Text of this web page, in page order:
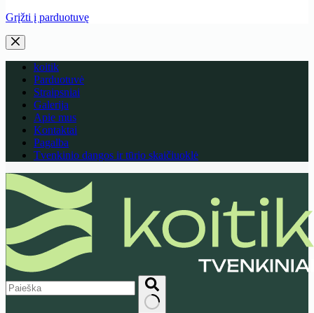
Grįžti į parduotuvę
koitik
Parduotuvė
Straipsniai
Galerija
Apie mus
Kontaktai
Pagalba
Tvenkinio dangos ir tūrio skaičiuoklė